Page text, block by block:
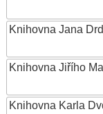
Knihovna Jana
Knihovna Jiřího
Knihovna Karla